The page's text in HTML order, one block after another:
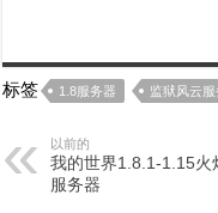
标签 1.8服务器 监狱风云服
以前的
我的世界1.8.1-1.15火
服务器